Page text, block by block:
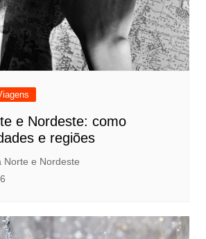
e Nordeste: como
e regiões
Norte e Nordeste